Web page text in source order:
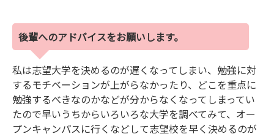
後輩へのアドバイスをお願いします。
私は志望大学を決めるのが遅くなってしまい、勉強に対
するモチベーションが上がらなかったり、どこを重点に
勉強するべきなのかなどが分からなくなってしまってい
たので早いうちからいろいろな大学を調べてみて、オー
プンキャンパスに行くなどして志望校を早く決めるのが